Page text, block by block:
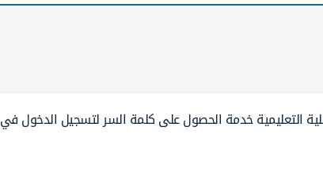
التعليمية خدمة الحصول على كلمة السر لتسجيل الدخول في